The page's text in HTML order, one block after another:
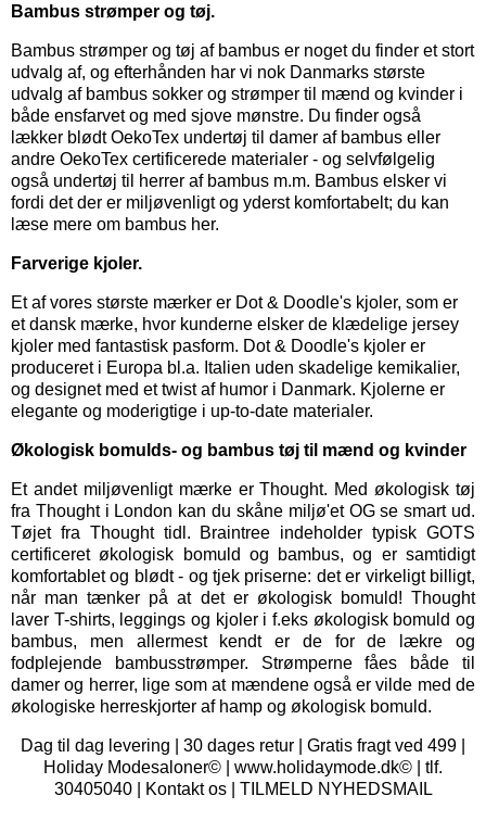
Bambus strømper og tøj.
Bambus strømper og tøj af bambus er noget du finder et stort
udvalg af, og efterhånden har vi nok Danmarks største
udvalg af bambus sokker og strømper til mænd og kvinder i
både ensfarvet og med sjove mønstre. Du finder også
lækker blødt OekoTex undertøj til damer af bambus eller
andre OekoTex certificerede materialer - og selvfølgelig
også undertøj til herrer af bambus m.m. Bambus elsker vi
fordi det der er miljøvenligt og yderst komfortabelt; du kan
læse mere om bambus her.
Farverige kjoler.
Et af vores største mærker er Dot & Doodle's kjoler, som er
et dansk mærke, hvor kunderne elsker de klædelige jersey
kjoler med fantastisk pasform. Dot & Doodle's kjoler er
produceret i Europa bl.a. Italien uden skadelige kemikalier,
og designet med et twist af humor i Danmark. Kjolerne er
elegante og moderigtige i up-to-date materialer.
Økologisk bomulds- og bambus tøj til mænd og kvinder
Et andet miljøvenligt mærke erThought. Med økologisk tøj
fra Thought i London kan du skåne miljø'et OG se smart ud.
Tøjet fra Thought tidl. Braintree indeholder typisk GOTS
certificeret økologisk bomuld og bambus, og er samtidigt
komfortablet og blødt - og tjek priserne: det er virkeligt billigt,
når man tænker på at det er økologisk bomuld! Thought
laver T-shirts, leggings og kjoler i f.eks økologisk bomuld og
bambus, men allermest kendt er de for de lækre og
fodplejende bambusstrømper. Strømperne fåes både til
damer og herrer, lige som at mændene også er vilde med de
økologiske herreskjorter af hamp og økologisk bomuld.
Dag til dag levering | 30 dages retur | Gratis fragt ved 499 |
Holiday Modesaloner© | www.holidaymode.dk© | tlf.
30405040 |
Kontakt os| TILMELD NYHEDSMAIL